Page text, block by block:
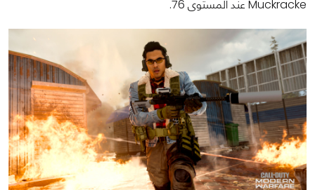
Muckracke عند المستوى 76.